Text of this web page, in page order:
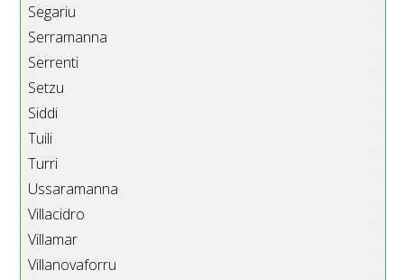
Segariu
Serramanna
Serrenti
Setzu
Siddi
Tuili
Turri
Ussaramanna
Villacidro
Villamar
Villanovaforru